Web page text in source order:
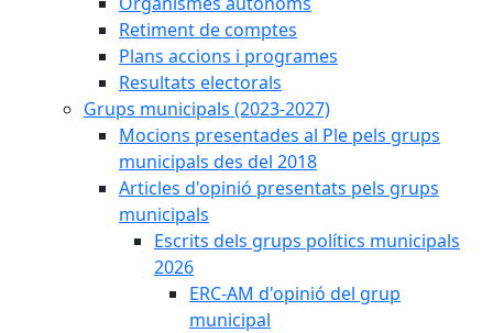
Retiment de comptes
Plans accions i programes
Resultats electorals
Grups municipals (2023-2027)
Mocions presentades al Ple pels grups
municipals des del 2018
Articles d'opinió presentats pels grups
municipals
Escrits dels grups polítics municipals
2026
ERC-AM d'opinió del grup
municipal